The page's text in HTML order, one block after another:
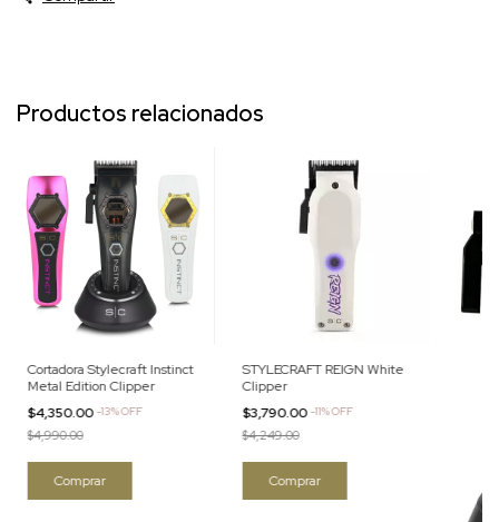
Productos relacionados
Cortadora Stylecraft Instinct
Metal Edition Clipper
$4,350.00 -13%OFF
$4,990.00
STYLECRAFT REIGN White
Clipper
$3,790.00 -11%OFF
$4,249.00